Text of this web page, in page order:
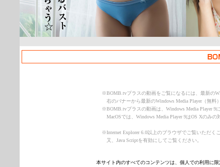
※BOMB.tvプラスの動画をご覧になるには、最新の
右のバナーから最新のWindows Media Player（無
※BOMB.tvプラスの動画は、Windows Media Player 9
MacOSでは、Windows Media Player 9はOS Xのみの
※Internet Explorer 6.0以上のブラウザでご覧いただく
又、Java Scriptを有効にしてご覧ください。
本サイト内のすべてのコンテンツは、個人での利用に